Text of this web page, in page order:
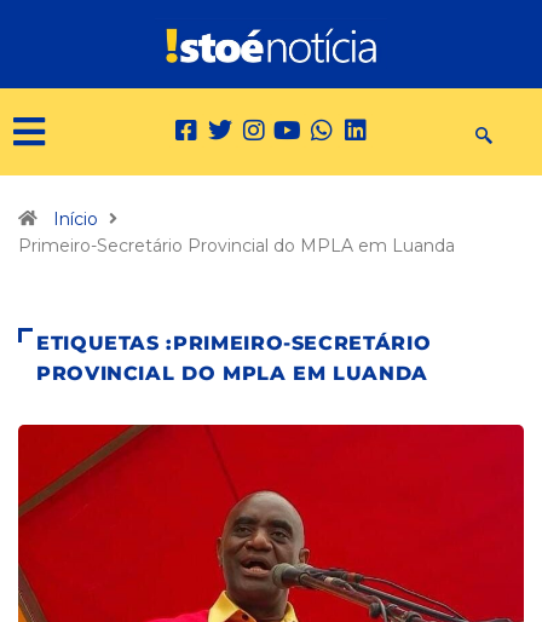
Início
Primeiro-Secretário Provincial do MPLA em Luanda
ETIQUETAS :PRIMEIRO-SECRETÁRIO
PROVINCIAL DO MPLA EM LUANDA